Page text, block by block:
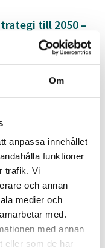
Om
anpassa innehållet
funktioner
trafik. Vi
och annan
medier och
med.
med annan
eller som de har
till 2050 –
är en övergripande
sägas stå på två
ett
klimatpåverkan,
i EU:s resa mot
som
med
delning,